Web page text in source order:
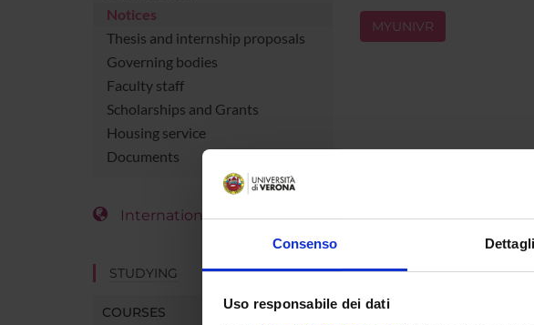
Consenso Dettagli
Uso responsabile dei dati
Notices
Thesis and internship proposals
Governing bodies
Faculty staff
Scholarships and Grants
Housing service
Documents
International Students
STUDYING
COURSES
MYUNIVR